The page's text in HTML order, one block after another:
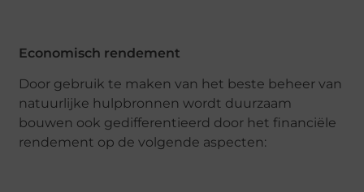
Economisch rendement
Door gebruik te maken van het beste beheer van
natuurlijke hulpbronnen wordt duurzaam
bouwen ook gedifferentieerd door het financiële
rendement op de volgende aspecten: